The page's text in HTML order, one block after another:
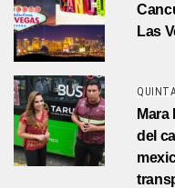
Las
del